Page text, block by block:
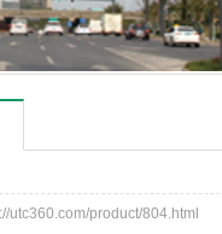
utc360.com/product/804.html